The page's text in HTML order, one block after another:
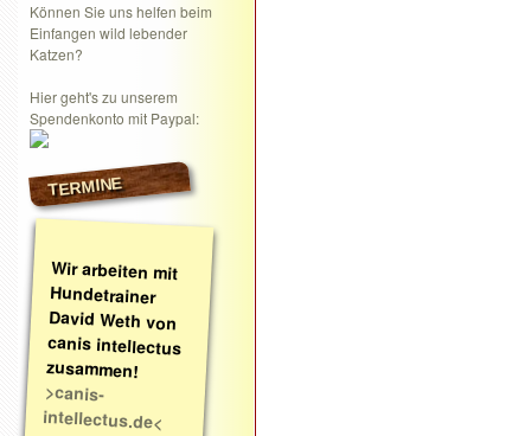
Können Sie uns helfen beim
Einfangen wild lebender
Katzen?
Hier geht's zu unserem
Spendenkonto mit Paypal:
TERMINE
Wir arbeiten mit
Hundetrainer
David Weth von
canis intellectus
zusammen!
>canis-
intellectus.de<